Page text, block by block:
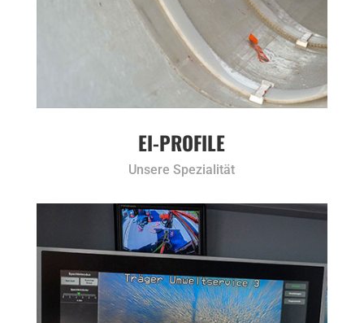
EI-PROFILE
Unsere Spezialität